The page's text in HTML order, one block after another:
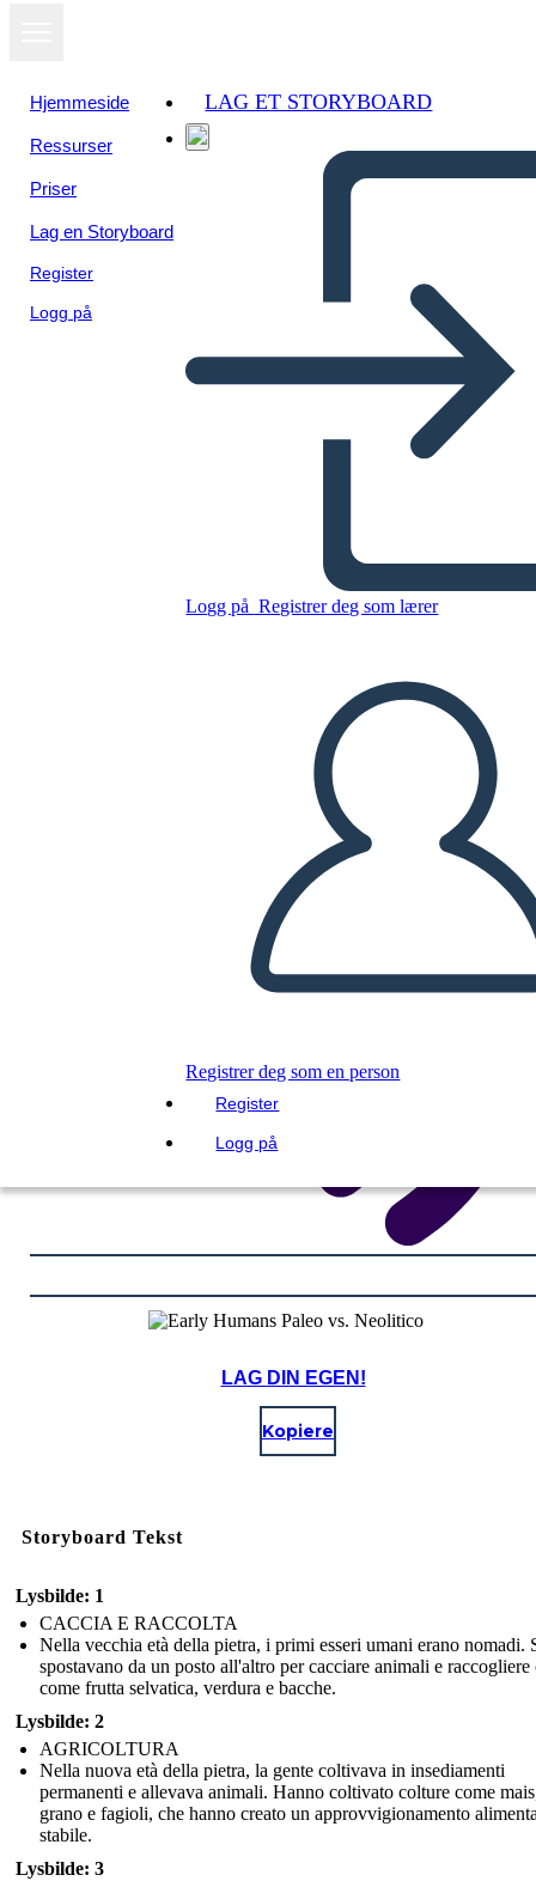
Hjemmeside
Ressurser
Priser
Lag en Storyboard
Register
Logg på
LAG ET STORYBOARD
Logg på Registrer deg som lærer
Registrer deg som en person
Register
Logg på
SPILLE AV LYSBILDEFREMVISNING
LES FOR MEG
LAG DIN EGEN!
Kopiere
Storyboard Tekst
Lysbilde: 1
CACCIA E RACCOLTA
Nella vecchia età della pietra, i primi esseri umani erano nomadi.
spostavano da un posto all'altro per cacciare animali e raccogliere
come frutta selvatica, verdura e bacche.
Lysbilde: 2
AGRICOLTURA
Nella nuova età della pietra, la gente coltivava in insediamenti
permanenti e allevava animali. Hanno coltivato colture come
grano e fagioli, che hanno creato un approvvigionamento
stabile.
Lysbilde: 3